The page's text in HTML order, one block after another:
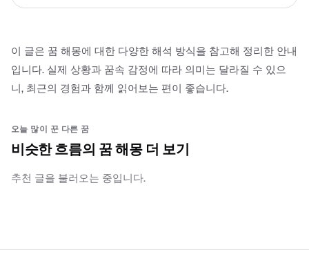
이 글은 꿈 해몽에 대한 다양한 해석 방식을 참고해 정리한 안내
입니다. 실제 상황과 꿈속 감정에 따라 의미는 달라질 수 있으
니, 최근의 경험과 함께 읽어보는 편이 좋습니다.
오늘 많이 꾼 다른 꿈
비슷한 흐름의 꿈 해몽 더 보기
추천 글을 불러오는 중입니다.